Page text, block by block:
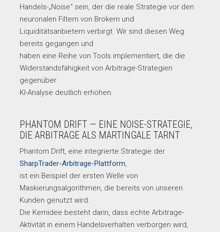
Handels-„Noise“ sein, der die reale Strategie vor den
neuronalen Filtern von Brokern und
Liquiditätsanbietern verbirgt. Wir sind diesen Weg
bereits gegangen und
haben eine Reihe von Tools implementiert, die die
Widerstandsfähigkeit von Arbitrage-Strategien
gegenüber
KI-Analyse deutlich erhöhen.
PHANTOM DRIFT — EINE NOISE-STRATEGIE,
DIE ARBITRAGE ALS MARTINGALE TARNT
Phantom Drift, eine integrierte Strategie der
SharpTrader-Arbitrage-Plattform,
ist ein Beispiel der ersten Welle von
Maskierungsalgorithmen, die bereits von unseren
Kunden genutzt wird.
Die Kernidee besteht darin, dass echte Arbitrage-
Aktivität in einem Handelsverhalten verborgen wird,